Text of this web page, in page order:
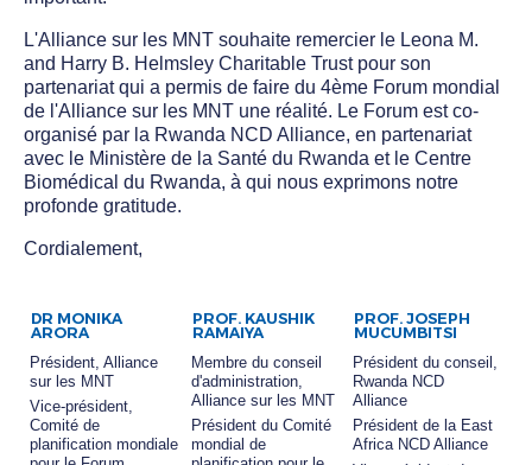
L'Alliance sur les MNT souhaite remercier le Leona M.
and Harry B. Helmsley Charitable Trust pour son
partenariat qui a permis de faire du 4ème Forum mondial
de l'Alliance sur les MNT une réalité. Le Forum est co-
organisé par la Rwanda NCD Alliance, en partenariat
avec le Ministère de la Santé du Rwanda et le Centre
Biomédical du Rwanda, à qui nous exprimons notre
profonde gratitude.
Cordialement,
DR MONIKA
ARORA
Président, Alliance
sur les MNT
Vice-président,
Comité de
planification mondiale
PROF. KAUSHIK
RAMAIYA
Membre du conseil
d'administration,
Alliance sur les MNT
Président du Comité
mondial de
PROF. JOSEPH
MUCUMBITSI
Président du conseil,
Rwanda NCD
Alliance
Président de la East
Africa NCD Alliance